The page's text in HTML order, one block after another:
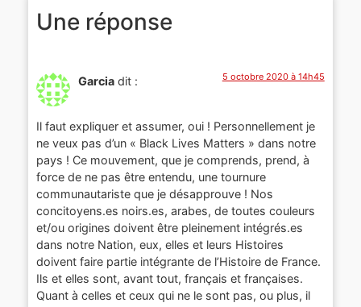
Une réponse
Garcia dit : 5 octobre 2020 à 14h45
Il faut expliquer et assumer, oui ! Personnellement je
ne veux pas d’un « Black Lives Matters » dans notre
pays ! Ce mouvement, que je comprends, prend, à
force de ne pas être entendu, une tournure
communautariste que je désapprouve ! Nos
concitoyens.es noirs.es, arabes, de toutes couleurs
et/ou origines doivent être pleinement intégrés.es
dans notre Nation, eux, elles et leurs Histoires
doivent faire partie intégrante de l’Histoire de France.
Ils et elles sont, avant tout, français et françaises.
Quant à celles et ceux qui ne le sont pas, ou plus, il